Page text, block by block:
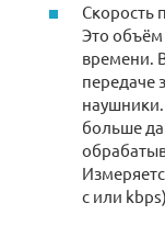
Скорость
Это
времени.
передаче
больше
с или